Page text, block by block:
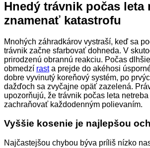
Hnedý trávnik počas leta
znamenať katastrofu
Mnohých záhradkárov vystraší, keď sa
trávnik začne sfarbovať dohneda. V
prirodzenú obrannú reakciu. Počas
obmedzí rasta prejde do akéhosi
dobre vyvinutý koreňový systém, po
dažďoch sa zvyčajne opäť zazelená.
upozorňujú, že trávnik počas leta
zachraňovať každodenným polievaním.
Vyššie kosenie je najlepšou
Najčastejšou chybou býva príliš nízko